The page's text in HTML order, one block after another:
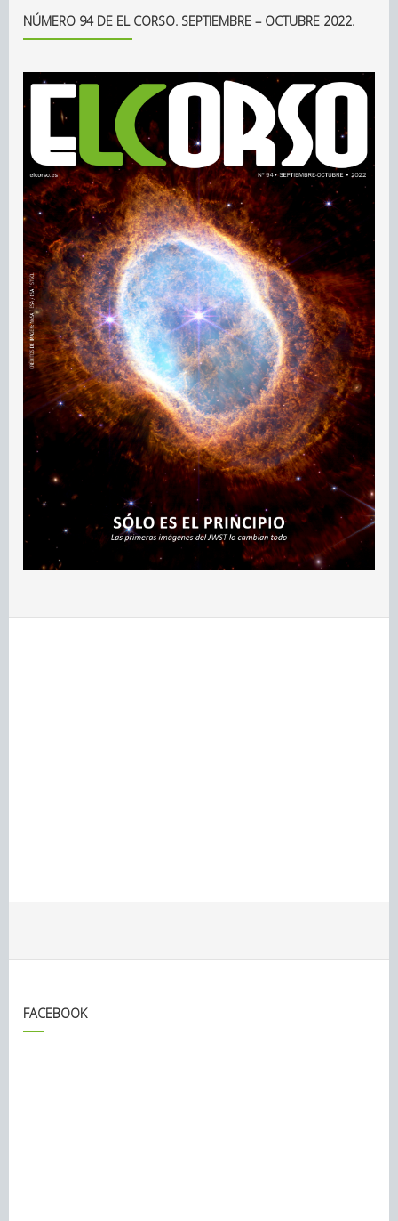
NÚMERO 94 DE EL CORSO. SEPTIEMBRE – OCTUBRE 2022.
FACEBOOK